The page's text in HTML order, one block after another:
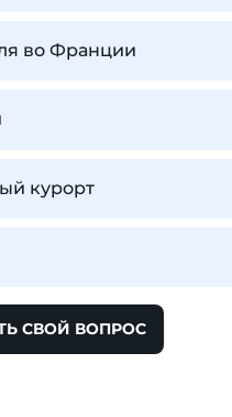
во Франции
курорт
СВОЙ ВОПРОС